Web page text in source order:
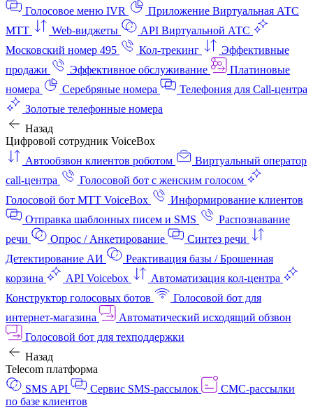
Голосовое меню IVR
Приложение Виртуальная АТС
МТТ
Web-виджеты
API Виртуальной АТС
Московский номер 495
Кол-трекинг
Эффективные
продажи
Эффективное обслуживание
Платиновые
номера
Серебряные номера
Телефония для Call-центра
Золотые телефонные номера
Назад
Цифровой сотрудник VoiceBox
Автообзвон клиентов роботом
Виртуальный оператор
call-центра
Голосовой бот с женским голосом
Голосовой бот МТТ VoiceBox
Информирование клиентов
Отправка шаблонных писем и SMS
Распознавание
речи
Опрос / Анкетирование
Синтез речи
Детектирование АИ
Реактивация базы / Брошенная
корзина
API Voicebox
Автоматизация кол‑центра
Конструктор голосовых ботов
Голосовой бот для
интернет‑магазина
Автоматический исходящий обзвон
Голосовой бот для техподдержки
Назад
Telecom платформа
SMS API
Сервис SMS-рассылок
СМС-рассылки
по базе клиентов